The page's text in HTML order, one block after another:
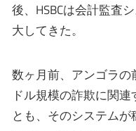
後、HSBCは会計監査
大してきた。
数ヶ月前、アンゴラ
ドル規模の詐欺に関
とも、そのシステムが